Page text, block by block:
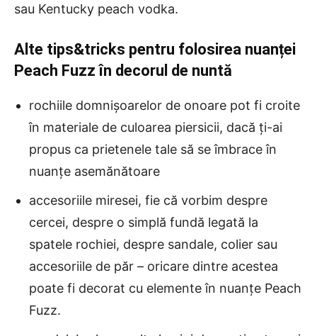
sau Kentucky peach vodka.
Alte tips&tricks pentru folosirea nuanței
Peach Fuzz în decorul de nuntă
rochiile domnișoarelor de onoare pot fi croite
în materiale de culoarea piersicii, dacă ți-ai
propus ca prietenele tale să se îmbrace în
nuanțe asemănătoare
accesoriile miresei, fie că vorbim despre
cercei, despre o simplă fundă legată la
spatele rochiei, despre sandale, colier sau
accesoriile de păr – oricare dintre acestea
poate fi decorat cu elemente în nuanțe Peach
Fuzz.